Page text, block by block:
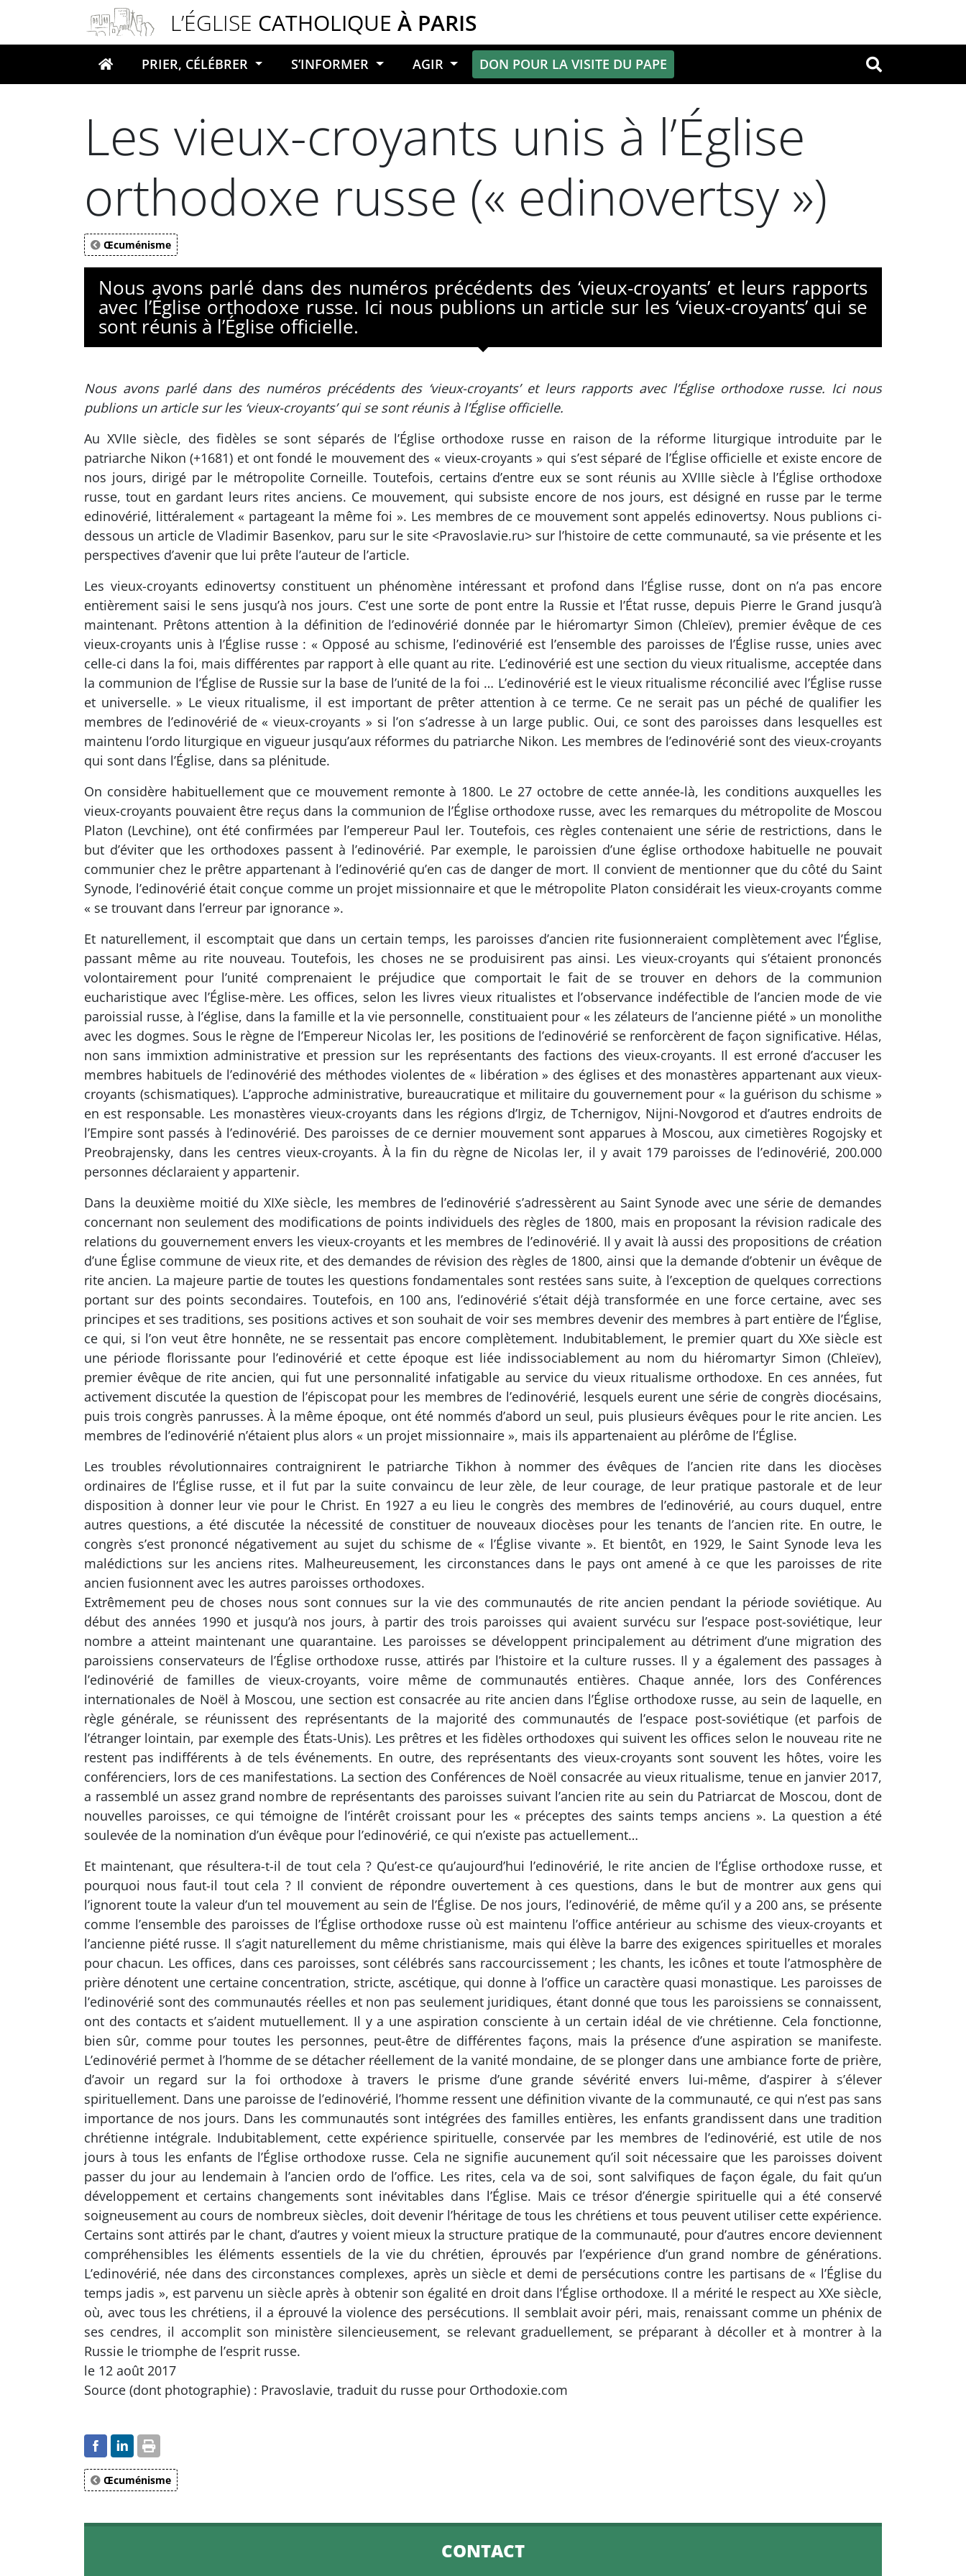
L’ÉGLISE CATHOLIQUE À PARIS
Votre recherche OK
PRIER, CÉLÉBRER S’INFORMER AGIR DON POUR LA VISITE DU PAPE
Les vieux-croyants unis à l’Église
orthodoxe russe (« edinovertsy »)
Œcuménisme
Nous avons parlé dans des numéros précédents des ‘vieux-croyants’ et leurs rapports
avec l’Église orthodoxe russe. Ici nous publions un article sur les ‘vieux-croyants’ qui se
sont réunis à l’Église officielle.
Nous avons parlé dans des numéros précédents des ‘vieux-croyants’ et leurs rapports avec l’Église orthodoxe russe. Ici nous
publions un article sur les ‘vieux-croyants’ qui se sont réunis à l’Église officielle.
Au XVIIe siècle, des fidèles se sont séparés de l’Église orthodoxe russe en raison de la réforme liturgique introduite par le
patriarche Nikon (+1681) et ont fondé le mouvement des « vieux-croyants » qui s’est séparé de l’Église officielle et existe encore de
nos jours, dirigé par le métropolite Corneille. Toutefois, certains d’entre eux se sont réunis au XVIIIe siècle à l’Église orthodoxe
russe, tout en gardant leurs rites anciens. Ce mouvement, qui subsiste encore de nos jours, est désigné en russe par le terme
edinovérié, littéralement « partageant la même foi ». Les membres de ce mouvement sont appelés edinovertsy. Nous publions ci-
dessous un article de Vladimir Basenkov, paru sur le site <Pravoslavie.ru> sur l’histoire de cette communauté, sa vie présente et les
perspectives d’avenir que lui prête l’auteur de l’article.
Les vieux-croyants edinovertsy constituent un phénomène intéressant et profond dans l’Église russe, dont on n’a pas encore
entièrement saisi le sens jusqu’à nos jours. C’est une sorte de pont entre la Russie et l’État russe, depuis Pierre le Grand jusqu’à
maintenant. Prêtons attention à la définition de l’edinovérié donnée par le hiéromartyr Simon (Chleïev), premier évêque de ces
vieux-croyants unis à l’Église russe : « Opposé au schisme, l’edinovérié est l’ensemble des paroisses de l’Église russe, unies avec
celle-ci dans la foi, mais différentes par rapport à elle quant au rite. L’edinovérié est une section du vieux ritualisme, acceptée dans
la communion de l’Église de Russie sur la base de l’unité de la foi … L’edinovérié est le vieux ritualisme réconcilié avec l’Église russe
et universelle. » Le vieux ritualisme, il est important de prêter attention à ce terme. Ce ne serait pas un péché de qualifier les
membres de l’edinovérié de « vieux-croyants » si l’on s’adresse à un large public. Oui, ce sont des paroisses dans lesquelles est
maintenu l’ordo liturgique en vigueur jusqu’aux réformes du patriarche Nikon. Les membres de l’edinovérié sont des vieux-croyants
qui sont dans l’Église, dans sa plénitude.
On considère habituellement que ce mouvement remonte à 1800. Le 27 octobre de cette année-là, les conditions auxquelles les
vieux-croyants pouvaient être reçus dans la communion de l’Église orthodoxe russe, avec les remarques du métropolite de Moscou
Platon (Levchine), ont été confirmées par l’empereur Paul Ier. Toutefois, ces règles contenaient une série de restrictions, dans le
but d’éviter que les orthodoxes passent à l’edinovérié. Par exemple, le paroissien d’une église orthodoxe habituelle ne pouvait
communier chez le prêtre appartenant à l’edinovérié qu’en cas de danger de mort. Il convient de mentionner que du côté du Saint
Synode, l’edinovérié était conçue comme un projet missionnaire et que le métropolite Platon considérait les vieux-croyants comme
« se trouvant dans l’erreur par ignorance ».
Et naturellement, il escomptait que dans un certain temps, les paroisses d’ancien rite fusionneraient complètement avec l’Église,
passant même au rite nouveau. Toutefois, les choses ne se produisirent pas ainsi. Les vieux-croyants qui s’étaient prononcés
volontairement pour l’unité comprenaient le préjudice que comportait le fait de se trouver en dehors de la communion
eucharistique avec l’Église-mère. Les offices, selon les livres vieux ritualistes et l’observance indéfectible de l’ancien mode de vie
paroissial russe, à l’église, dans la famille et la vie personnelle, constituaient pour « les zélateurs de l’ancienne piété » un monolithe
avec les dogmes. Sous le règne de l’Empereur Nicolas Ier, les positions de l’edinovérié se renforcèrent de façon significative. Hélas,
non sans immixtion administrative et pression sur les représentants des factions des vieux-croyants. Il est erroné d’accuser les
membres habituels de l’edinovérié des méthodes violentes de « libération » des églises et des monastères appartenant aux vieux-
croyants (schismatiques). L’approche administrative, bureaucratique et militaire du gouvernement pour « la guérison du schisme »
en est responsable. Les monastères vieux-croyants dans les régions d’Irgiz, de Tchernigov, Nijni-Novgorod et d’autres endroits de
l’Empire sont passés à l’edinovérié. Des paroisses de ce dernier mouvement sont apparues à Moscou, aux cimetières Rogojsky et
Preobrajensky, dans les centres vieux-croyants. À la fin du règne de Nicolas Ier, il y avait 179 paroisses de l’edinovérié, 200.000
personnes déclaraient y appartenir.
Dans la deuxième moitié du XIXe siècle, les membres de l’edinovérié s’adressèrent au Saint Synode avec une série de demandes
concernant non seulement des modifications de points individuels des règles de 1800, mais en proposant la révision radicale des
relations du gouvernement envers les vieux-croyants et les membres de l’edinovérié. Il y avait là aussi des propositions de création
d’une Église commune de vieux rite, et des demandes de révision des règles de 1800, ainsi que la demande d’obtenir un évêque de
rite ancien. La majeure partie de toutes les questions fondamentales sont restées sans suite, à l’exception de quelques corrections
portant sur des points secondaires. Toutefois, en 100 ans, l’edinovérié s’était déjà transformée en une force certaine, avec ses
principes et ses traditions, ses positions actives et son souhait de voir ses membres devenir des membres à part entière de l’Église,
ce qui, si l’on veut être honnête, ne se ressentait pas encore complètement. Indubitablement, le premier quart du XXe siècle est
une période florissante pour l’edinovérié et cette époque est liée indissociablement au nom du hiéromartyr Simon (Chleïev),
premier évêque de rite ancien, qui fut une personnalité infatigable au service du vieux ritualisme orthodoxe. En ces années, fut
activement discutée la question de l’épiscopat pour les membres de l’edinovérié, lesquels eurent une série de congrès diocésains,
puis trois congrès panrusses. À la même époque, ont été nommés d’abord un seul, puis plusieurs évêques pour le rite ancien. Les
membres de l’edinovérié n’étaient plus alors « un projet missionnaire », mais ils appartenaient au plérôme de l’Église.
Les troubles révolutionnaires contraignirent le patriarche Tikhon à nommer des évêques de l’ancien rite dans les diocèses
ordinaires de l’Église russe, et il fut par la suite convaincu de leur zèle, de leur courage, de leur pratique pastorale et de leur
disposition à donner leur vie pour le Christ. En 1927 a eu lieu le congrès des membres de l’edinovérié, au cours duquel, entre
autres questions, a été discutée la nécessité de constituer de nouveaux diocèses pour les tenants de l’ancien rite. En outre, le
congrès s’est prononcé négativement au sujet du schisme de « l’Église vivante ». Et bientôt, en 1929, le Saint Synode leva les
malédictions sur les anciens rites. Malheureusement, les circonstances dans le pays ont amené à ce que les paroisses de rite
ancien fusionnent avec les autres paroisses orthodoxes.
Extrêmement peu de choses nous sont connues sur la vie des communautés de rite ancien pendant la période soviétique. Au
début des années 1990 et jusqu’à nos jours, à partir des trois paroisses qui avaient survécu sur l’espace post-soviétique, leur
nombre a atteint maintenant une quarantaine. Les paroisses se développent principalement au détriment d’une migration des
paroissiens conservateurs de l’Église orthodoxe russe, attirés par l’histoire et la culture russes. Il y a également des passages à
l’edinovérié de familles de vieux-croyants, voire même de communautés entières. Chaque année, lors des Conférences
internationales de Noël à Moscou, une section est consacrée au rite ancien dans l’Église orthodoxe russe, au sein de laquelle, en
règle générale, se réunissent des représentants de la majorité des communautés de l’espace post-soviétique (et parfois de
l’étranger lointain, par exemple des États-Unis). Les prêtres et les fidèles orthodoxes qui suivent les offices selon le nouveau rite ne
restent pas indifférents à de tels événements. En outre, des représentants des vieux-croyants sont souvent les hôtes, voire les
conférenciers, lors de ces manifestations. La section des Conférences de Noël consacrée au vieux ritualisme, tenue en janvier 2017,
a rassemblé un assez grand nombre de représentants des paroisses suivant l’ancien rite au sein du Patriarcat de Moscou, dont de
nouvelles paroisses, ce qui témoigne de l’intérêt croissant pour les « préceptes des saints temps anciens ». La question a été
soulevée de la nomination d’un évêque pour l’edinovérié, ce qui n’existe pas actuellement…
Et maintenant, que résultera-t-il de tout cela ? Qu’est-ce qu’aujourd’hui l’edinovérié, le rite ancien de l’Église orthodoxe russe, et
pourquoi nous faut-il tout cela ? Il convient de répondre ouvertement à ces questions, dans le but de montrer aux gens qui
l’ignorent toute la valeur d’un tel mouvement au sein de l’Église. De nos jours, l’edinovérié, de même qu’il y a 200 ans, se présente
comme l’ensemble des paroisses de l’Église orthodoxe russe où est maintenu l’office antérieur au schisme des vieux-croyants et
l’ancienne piété russe. Il s’agit naturellement du même christianisme, mais qui élève la barre des exigences spirituelles et morales
pour chacun. Les offices, dans ces paroisses, sont célébrés sans raccourcissement ; les chants, les icônes et toute l’atmosphère de
prière dénotent une certaine concentration, stricte, ascétique, qui donne à l’office un caractère quasi monastique. Les paroisses de
l’edinovérié sont des communautés réelles et non pas seulement juridiques, étant donné que tous les paroissiens se connaissent,
ont des contacts et s’aident mutuellement. Il y a une aspiration consciente à un certain idéal de vie chrétienne. Cela fonctionne,
bien sûr, comme pour toutes les personnes, peut-être de différentes façons, mais la présence d’une aspiration se manifeste.
L’edinovérié permet à l’homme de se détacher réellement de la vanité mondaine, de se plonger dans une ambiance forte de prière,
d’avoir un regard sur la foi orthodoxe à travers le prisme d’une grande sévérité envers lui-même, d’aspirer à s’élever
spirituellement. Dans une paroisse de l’edinovérié, l’homme ressent une définition vivante de la communauté, ce qui n’est pas sans
importance de nos jours. Dans les communautés sont intégrées des familles entières, les enfants grandissent dans une tradition
chrétienne intégrale. Indubitablement, cette expérience spirituelle, conservée par les membres de l’edinovérié, est utile de nos
jours à tous les enfants de l’Église orthodoxe russe. Cela ne signifie aucunement qu’il soit nécessaire que les paroisses doivent
passer du jour au lendemain à l’ancien ordo de l’office. Les rites, cela va de soi, sont salvifiques de façon égale, du fait qu’un
développement et certains changements sont inévitables dans l’Église. Mais ce trésor d’énergie spirituelle qui a été conservé
soigneusement au cours de nombreux siècles, doit devenir l’héritage de tous les chrétiens et tous peuvent utiliser cette expérience.
Certains sont attirés par le chant, d’autres y voient mieux la structure pratique de la communauté, pour d’autres encore deviennent
compréhensibles les éléments essentiels de la vie du chrétien, éprouvés par l’expérience d’un grand nombre de générations.
L’edinovérié, née dans des circonstances complexes, après un siècle et demi de persécutions contre les partisans de « l’Église du
temps jadis », est parvenu un siècle après à obtenir son égalité en droit dans l’Église orthodoxe. Il a mérité le respect au XXe siècle,
où, avec tous les chrétiens, il a éprouvé la violence des persécutions. Il semblait avoir péri, mais, renaissant comme un phénix de
ses cendres, il accomplit son ministère silencieusement, se relevant graduellement, se préparant à décoller et à montrer à la
Russie le triomphe de l’esprit russe.
le 12 août 2017
Source (dont photographie) : Pravoslavie, traduit du russe pour Orthodoxie.com
Œcuménisme
CONTACT
Panneau de gestion des cookies